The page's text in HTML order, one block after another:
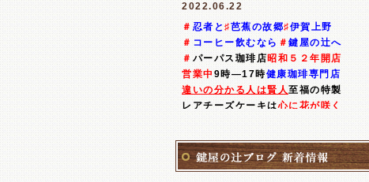
灸院、マツサージ、接骨院など10数ヶ
所を口ずてに廻る。 そのうち自然に治
る。28才で結婚。29才で鉄工所を起
業。 工学系の出身で物作りが好きでし
た。 32才の時に事故の後遺症が再発、
工場を他人に譲渡し廃業。 昭和52年八
に生活の目処もつき身体を治したく整
体術の先生に入門、 手技や東洋医学を
2022.06.22
＃ 忍者と ♯芭蕉の故郷♯伊賀上野
＃ コーヒー飲むなら ＃ 鍵屋の辻へ
＃ パーパス珈琲店昭和５２年開店
営業中 9時―17時健康珈琲専門店
違いの分かる人は賢人至福の特製
レアチーズケーキは心に花が咲く
新発想と創作の我が人生の終着駅
＃優化水自家製ネル布抽出高級豆